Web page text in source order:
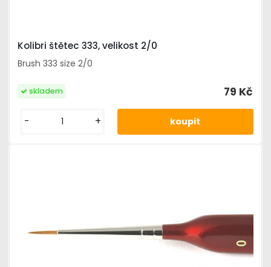
Kolibri štětec 333, velikost 2/0
Brush 333 size 2/0
79 Kč
skladem
- +